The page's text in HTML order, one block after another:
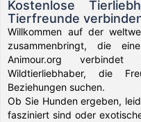
Kostenlose
Tierfreunde
Willkommen auf der
zusammenbringt, die
Animour.org verbindet
Wildtierliebhaber, die
Beziehungen suchen.
Ob Sie Hunden ergeben,
fasziniert sind oder